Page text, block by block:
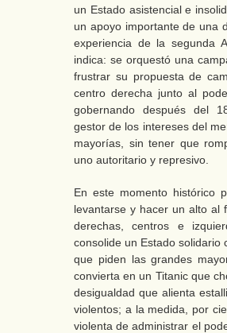
un Estado asistencial e
un apoyo importante de una
experiencia de la segunda
indica: se orquestó una
frustrar su propuesta de
centro derecha junto al
gobernando después del
gestor de los intereses del
mayorías, sin tener que
uno autoritario y represivo.
En este momento histórico
levantarse y hacer un alto al
derechas, centros e
consolide un Estado solidario
que piden las grandes
convierta en un Titanic que
desigualdad que alienta
violentos; a la medida, por
violenta de administrar el